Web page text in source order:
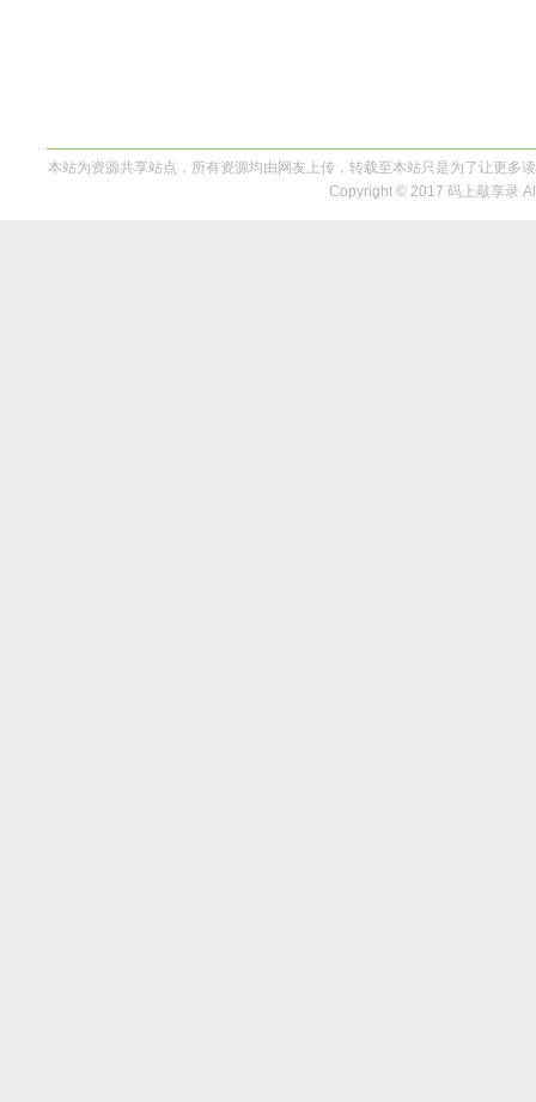
本站为资源共享站点，所有资源均由网友上传，转载至本站只是为了让更多
Copyright © 2017 码上敲享录